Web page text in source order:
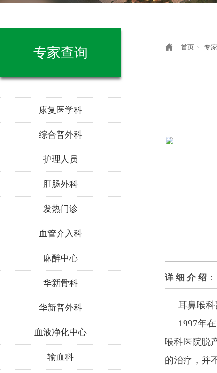
专家查询
康复医学科
综合普外科
护理人员
肛肠外科
发热门诊
血管介入科
麻醉中心
华新骨科
华新普外科
血液净化中心
输血科
首页 > 专
详 细 介 绍：
耳鼻喉
1997年
喉科医院脱
的治疗，并